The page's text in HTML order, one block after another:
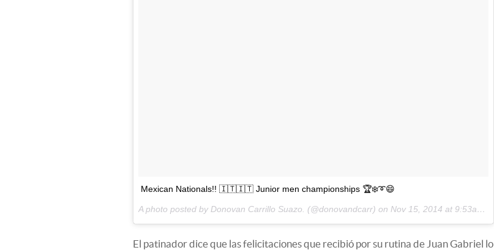
Mexican Nationals!! 🇮🇹🇮🇹 Junior men championships 🏆❄️➰😄
A photo posted by Donovan Carrillo Suazo. (@donovandcarr) on Nov 15, 2014 at 9:53am PST
El patinador dice que las felicitaciones que recibió por su rutina de Juan Gabriel lo